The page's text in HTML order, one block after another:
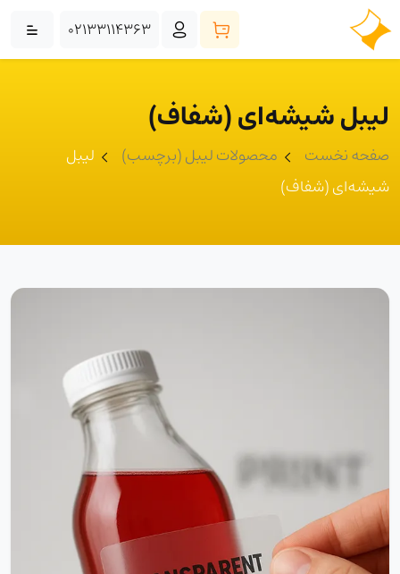
02133114363
لیبل شیشه‌ای (شفاف)
صفحه نخست محصولات لیبل (برچسب)
لیبل
شیشه‌ای (شفاف)